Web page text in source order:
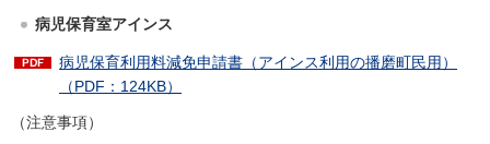
病児保育室アインス
病児保育利用料減免申請書（アインス利用の播磨町民用）
（PDF：124KB）
（注意事項）